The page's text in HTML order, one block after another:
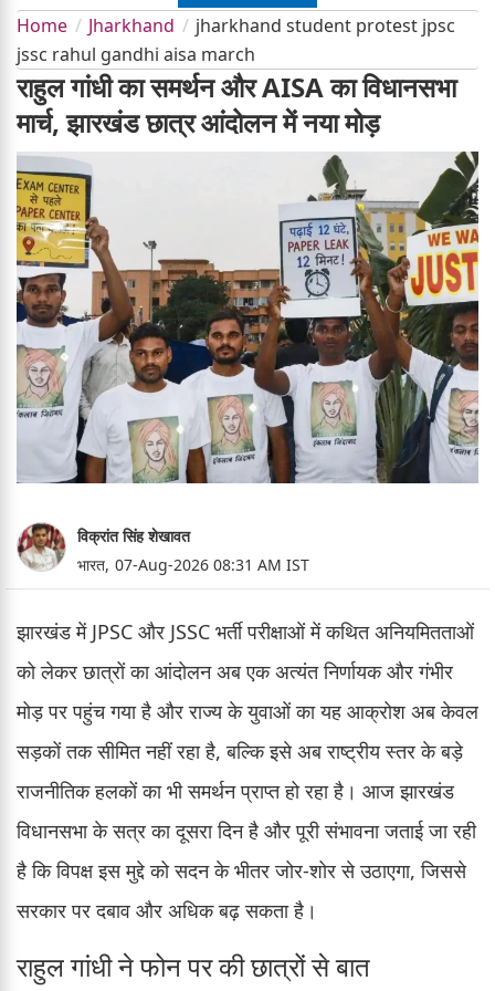
Home Jharkhand
jharkhand student protest jpsc
jssc rahul gandhi aisa march
राहुल गांधी का समर्थन और AISA का विधानसभा
मार्च, झारखंड छात्र आंदोलन में नया मोड़
विक्रांत सिंह शेखावत
भारत, 07-Aug-2026 08:31 AM IST
झारखंड में JPSC और JSSC भर्ती परीक्षाओं में कथित अनियमितताओं
को लेकर छात्रों का आंदोलन अब एक अत्यंत निर्णायक और गंभीर
मोड़ पर पहुंच गया है और राज्य के युवाओं का यह आक्रोश अब केवल
सड़कों तक सीमित नहीं रहा है, बल्कि इसे अब राष्ट्रीय स्तर के बड़े
राजनीतिक हलकों का भी समर्थन प्राप्त हो रहा है। आज झारखंड
विधानसभा के सत्र का दूसरा दिन है और पूरी संभावना जताई जा रही
है कि विपक्ष इस मुद्दे को सदन के भीतर जोर-शोर से उठाएगा, जिससे
सरकार पर दबाव और अधिक बढ़ सकता है।
राहुल गांधी ने फोन पर की छात्रों से बात